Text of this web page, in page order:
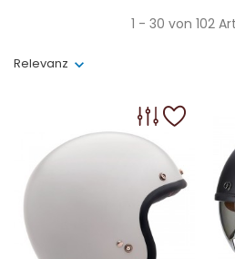
Relevanz
1 - 30 von 102